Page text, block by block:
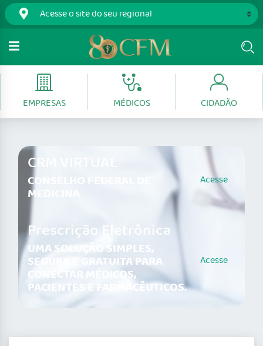
EMPRESAS MÉDICOS CIDADÃO
CRM VIRTUAL
CONSELHO FEDERAL DE
MEDICINA
Acesse
Prescrição Eletrônica
UMA SOLUÇÃO SIMPLES,
SEGURA E GRATUITA PARA
CONECTAR MÉDICOS,
PACIENTES E FARMACÊUTICOS.
Acesse